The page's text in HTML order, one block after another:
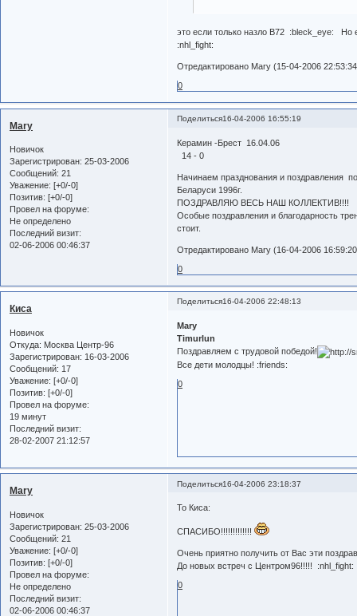
это если только назло B72 :bleck_eye: Но
:nhl_fight:
Отредактировано Mary (15-04-2006
0
Поделиться16-04-2006 16:55:19
Mary
Новичок
Зарегистрирован: 25-03-2006
Сообщений: 21
Уважение: [+0/-0]
Позитив: [+0/-0]
Провел на форуме:
Не определено
Последний визит:
02-06-2006 00:46:37
Керамин -Брест 16.04.06
14 - 0
Начинаем празднования и
Беларуси 1996г.
ПОЗДРАВЛЯЮ ВЕСЬ НАШ КОЛЛЕКТИВ!!!!
Особые поздравления и благодарность
стоит.
Отредактировано Mary (16-04-2006
0
Поделиться16-04-2006 22:48:13
Киса
Новичок
Откуда: Москва Центр-96
Зарегистрирован: 16-03-2006
Сообщений: 17
Уважение: [+0/-0]
Позитив: [+0/-0]
Провел на форуме:
19 минут
Последний визит:
28-02-2007 21:12:57
Mary
Timurlun
Поздравляем с трудовой победой!
Все дети молодцы! :friends:
0
Поделиться16-04-2006 23:18:37
Mary
Новичок
Зарегистрирован: 25-03-2006
Сообщений: 21
Уважение: [+0/-0]
Позитив: [+0/-0]
Провел на форуме:
Не определено
Последний визит:
02-06-2006 00:46:37
To Киса:
СПАСИБО!!!!!!!!!!!!!
Очень приятно получить от Вас эти
До новых встреч с Центром96!!!!! :nhl_fight:
0